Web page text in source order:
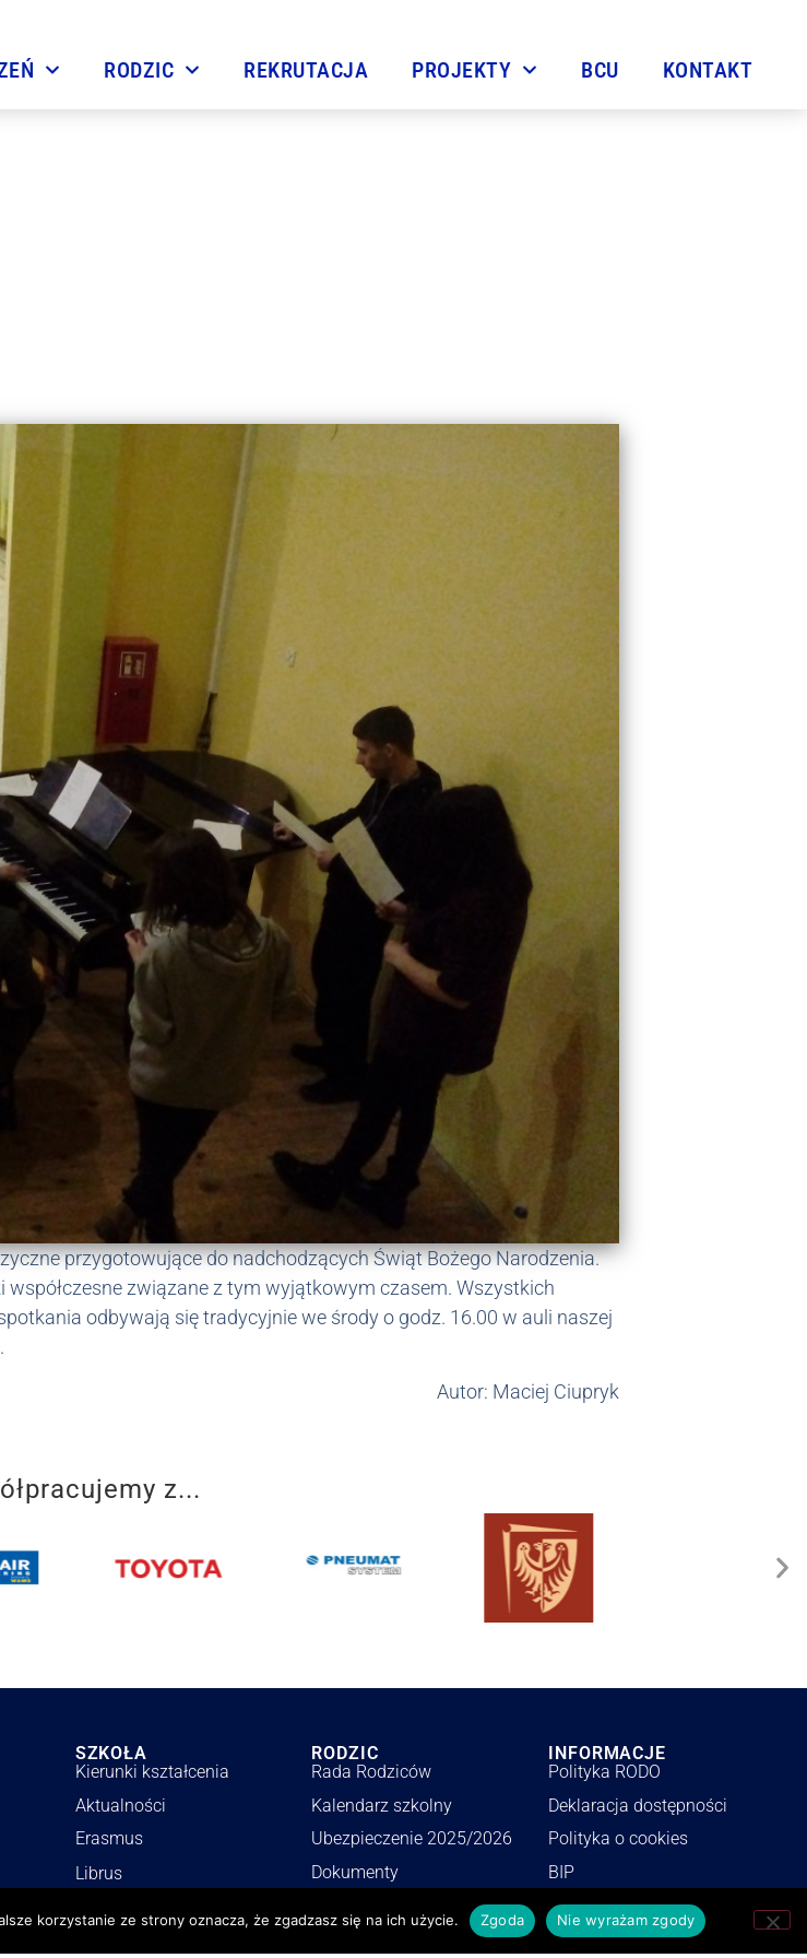
RODZIC REKRUTACJA PROJEKTY BCU KONTAKT
przygotowujące do nadchodzących Świąt Bożego Narodzenia.
związane z tym wyjątkowym czasem. Wszystkich
odbywają się tradycyjnie we środy o godz. 16.00 w auli naszej
Autor: Maciej Ciupryk
z...
SZKOŁA
Kierunki kształcenia
Aktualności
Erasmus
Librus
RODZIC
Rada Rodziców
Kalendarz szkolny
Ubezpieczenie 2025/2026
Dokumenty
Wykaz podręczników
INFORMACJE
Polityka RODO
Deklaracja dostępności
Polityka o cookies
BIP
Zamówienia publiczne
korzystanie ze strony oznacza, że zgadzasz się na ich użycie. Zgoda Nie wyrażam zgody